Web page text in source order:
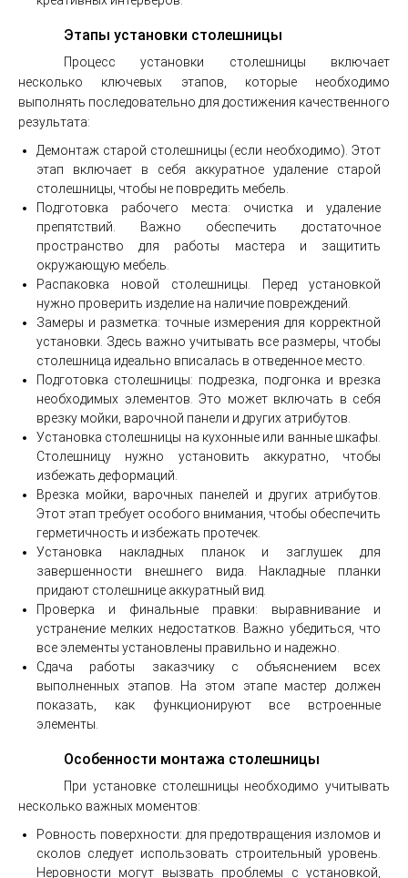
Этапы установки столешницы
Процесс установки столешницы включает
несколько ключевых этапов, которые необходимо
выполнять последовательно для достижения качественного
результата:
Демонтаж старой столешницы (если необходимо). Этот
этап включает в себя аккуратное удаление старой
столешницы, чтобы не повредить мебель.
Подготовка рабочего места: очистка и удаление
препятствий. Важно обеспечить достаточное
пространство для работы мастера и защитить
окружающую мебель.
Распаковка новой столешницы. Перед установкой
нужно проверить изделие на наличие повреждений.
Замеры и разметка: точные измерения для корректной
установки. Здесь важно учитывать все размеры, чтобы
столешница идеально вписалась в отведенное место.
Подготовка столешницы: подрезка, подгонка и врезка
необходимых элементов. Это может включать в себя
врезку мойки, варочной панели и других атрибутов.
Установка столешницы на кухонные или ванные шкафы.
Столешницу нужно установить аккуратно, чтобы
избежать деформаций.
Врезка мойки, варочных панелей и других атрибутов.
Этот этап требует особого внимания, чтобы обеспечить
герметичность и избежать протечек.
Установка накладных планок и заглушек для
завершенности внешнего вида. Накладные планки
придают столешнице аккуратный вид.
Проверка и финальные правки: выравнивание и
устранение мелких недостатков. Важно убедиться, что
все элементы установлены правильно и надежно.
Сдача работы заказчику с объяснением всех
выполненных этапов. На этом этапе мастер должен
показать, как функционируют все встроенные
элементы.
Особенности монтажа столешницы
При установке столешницы необходимо учитывать
несколько важных моментов:
Ровность поверхности: для предотвращения изломов и
сколов следует использовать строительный уровень.
Неровности могут вызвать проблемы с установкой,